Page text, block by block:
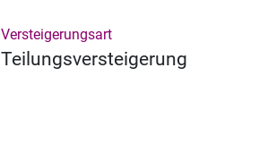
Versteigerungsart
Teilungsversteigerung